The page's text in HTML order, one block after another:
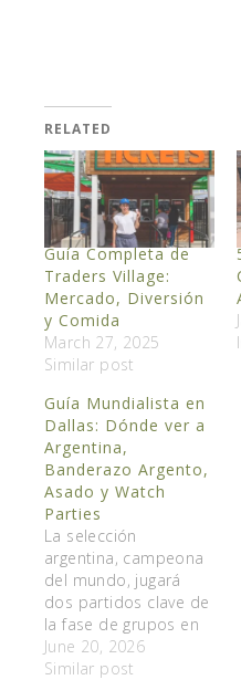
RELATED
Guía Completa de
Traders Village:
Mercado, Diversión
y Comida
March 27, 2025
Similar post
Guía Mundialista en
Dallas: Dónde ver a
Argentina,
Banderazo Argento,
Asado y Watch
Parties
La selección
argentina, campeona
del mundo, jugará
dos partidos clave de
la fase de grupos en
el norte de Texas y
Dallas está preparada
June 20, 2026
Similar post